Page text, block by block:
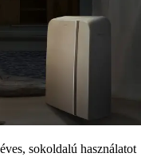
sokoldalú használatot